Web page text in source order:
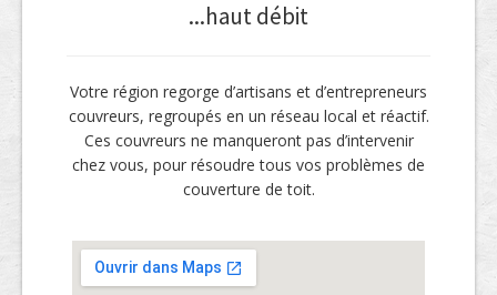
...haut débit
Votre région regorge d’artisans et d’entrepreneurs
couvreurs, regroupés en un réseau local et réactif.
Ces couvreurs ne manqueront pas d’intervenir
chez vous, pour résoudre tous vos problèmes de
couverture de toit.